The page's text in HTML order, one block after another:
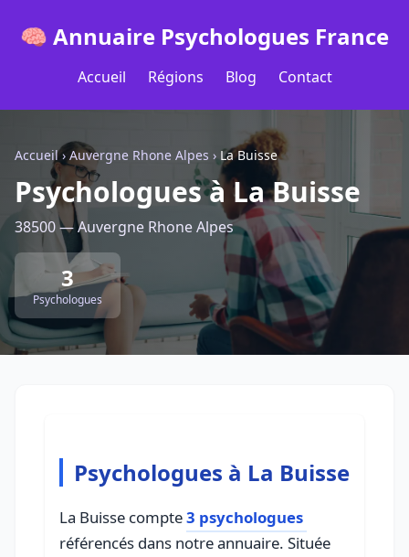
🧠 Annuaire Psychologues France
Accueil Régions Blog Contact
Accueil› Auvergne Rhone Alpes › La Buisse
Psychologues à La Buisse
38500 — Auvergne Rhone Alpes
3
Psychologues
Psychologues à La Buisse
La Buisse compte3 psychologues
référencés dans notre annuaire. Située